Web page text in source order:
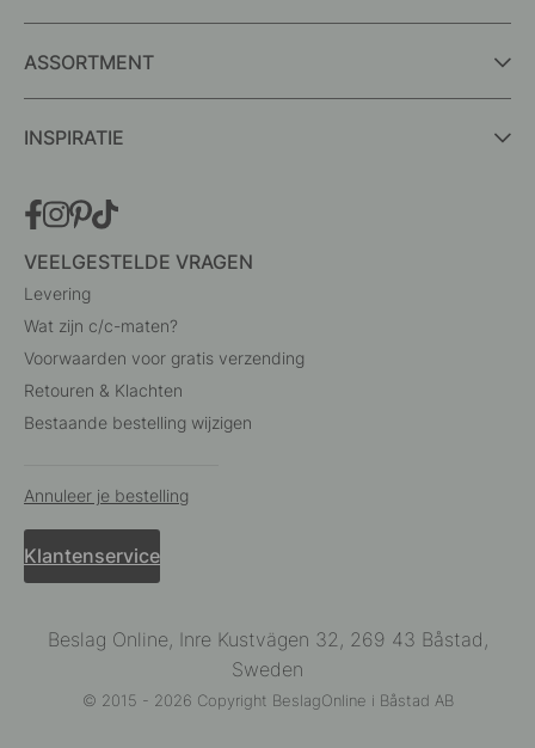
ASSORTMENT
INSPIRATIE
VEELGESTELDE VRAGEN
Levering
Wat zijn c/c-maten?
Voorwaarden voor gratis verzending
Retouren & Klachten
Bestaande bestelling wijzigen
Annuleer je bestelling
Klantenservice
Beslag Online, Inre Kustvägen 32, 269 43 Båstad,
Sweden
© 2015 - 2026 Copyright BeslagOnline i Båstad AB